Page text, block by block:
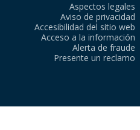
Aspectos legales
Aviso de privacidad
Accesibilidad del sitio web
Acceso a la información
Alerta de fraude
Presente un reclamo